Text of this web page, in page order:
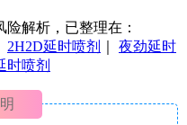
解析，已整理在：
2H2D延时喷剂
夜劲延时
时喷剂